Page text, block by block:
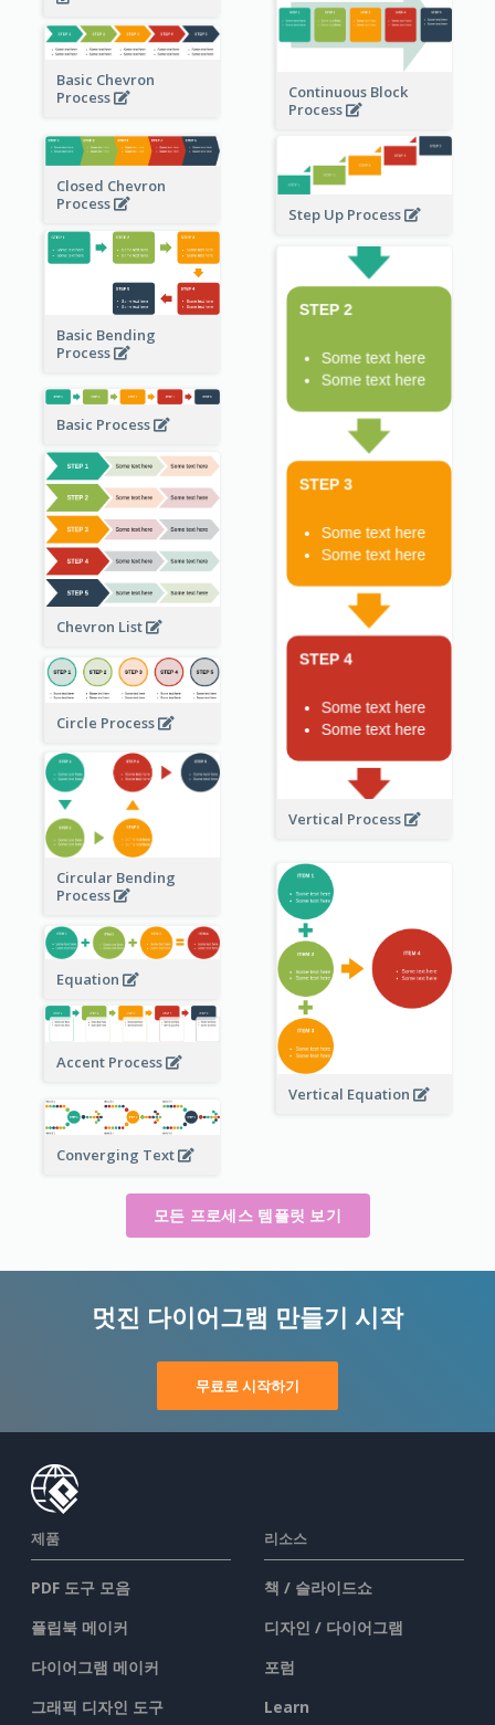
Continuous Block
Process
Basic Chevron
Process
Closed Chevron
Process
Step Up Process
Basic Bending
Process
Vertical Process
Basic Process
Chevron List
Circle Process
Circular Bending
Process
Vertical Equation
Equation
Accent Process
Converging Text
모든 프로세스 템플릿 보기
멋진 다이어그램 만들기 시작
무료로 시작하기
제품
PDF 도구 모음
플립북 메이커
다이어그램 메이커
그래픽 디자인 도구
리소스
책 / 슬라이드쇼
디자인 / 다이어그램
포럼
Learn